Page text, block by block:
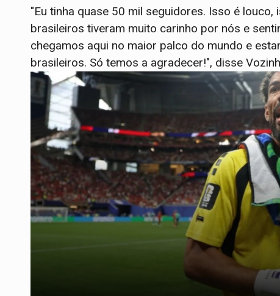
"Eu tinha quase 50 mil seguidores. Isso é
brasileiros tiveram muito carinho por nós e
chegamos aqui no maior palco do mundo e
brasileiros. Só temos a agradecer!", disse